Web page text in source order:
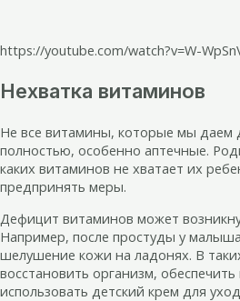
https://youtube.com/watch?v=W-
Нехватка витаминов
Не все витамины, которые мы даем
полностью, особенно аптечные.
каких витаминов не хватает их
предпринять меры.
Дефицит витаминов может
Например, после простуды у
шелушение кожи на ладонях. В
восстановить организм,
использовать детский крем для